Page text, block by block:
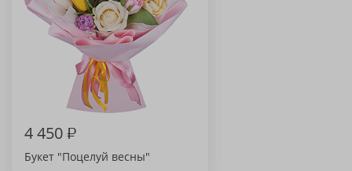
4 450₽
Букет "Поцелуй весны"